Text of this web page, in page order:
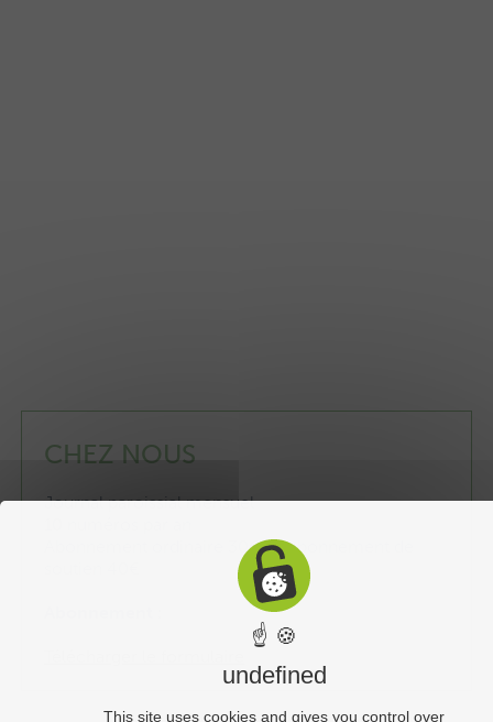
CHEZ NOUS
Journal paroissial mensuel
Abonnement ordinaire 30€ ou abonnement de
☝ 🍪
undefined
This site uses cookies and gives you control over